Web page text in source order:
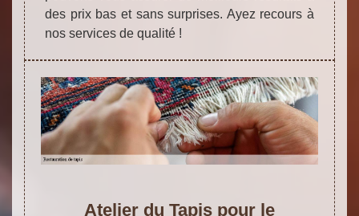
des prix bas et sans surprises. Ayez recours à
nos services de qualité !
Atelier du Tapis pour le